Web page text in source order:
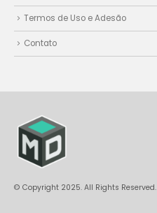
Termos de Uso e Adesão
Contato
© Copyright 2025. All Rights Reserved.